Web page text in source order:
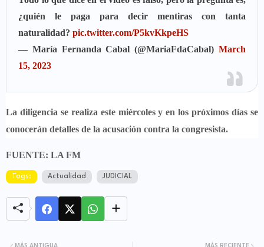
¿quién le paga para decir mentiras con tanta
naturalidad? pic.twitter.com/P5kvKkpeHS
— María Fernanda Cabal (@MariaFdaCabal) March
15, 2023
La diligencia se realiza este miércolesy en los próximos días se
conocerán detalles de la acusación contra la congresista.
FUENTE: LA FM
Tags: Actualidad JUDICIAL
MÁS RECIENTE
MÁS ANTIGUA